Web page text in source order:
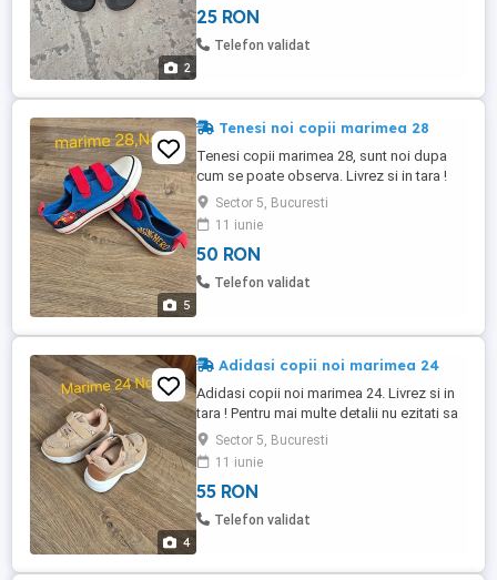
2
25 RON
Telefon validat
5
Tenesi noi copii marimea 28
Tenesi copii marimea 28, sunt noi dupa
cum se poate observa. Livrez si in tara !
Pentru mai multe detalii nu ezitati sa ma
contactati !
Sector 5, Bucuresti
11 iunie
50 RON
Telefon validat
4
Adidasi copii noi marimea 24
Adidasi copii noi marimea 24. Livrez si in
tara ! Pentru mai multe detalii nu ezitati sa
ma contactati !
Sector 5, Bucuresti
11 iunie
55 RON
Telefon validat